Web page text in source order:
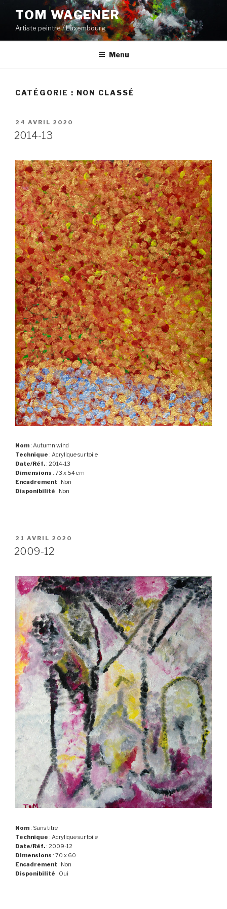
contenu
principal
TOM WAGENER
Artiste peintre / Luxembourg
Menu
CATÉGORIE : NON CLASSÉ
PUBLIÉ
LE
24 AVRIL 2020
2014-13
Nom : Autumn wind
Technique : Acrylique sur toile
Date/Réf. : 2014-13
Dimensions : 73 x 54 cm
Encadrement : Non
Disponibilité : Non
PUBLIÉ
LE
21 AVRIL 2020
2009-12
Nom : Sans titre
Technique : Acrylique sur toile
Date/Réf. : 2009-12
Dimensions : 70 x 60
Encadrement : Non
Disponibilité : Oui